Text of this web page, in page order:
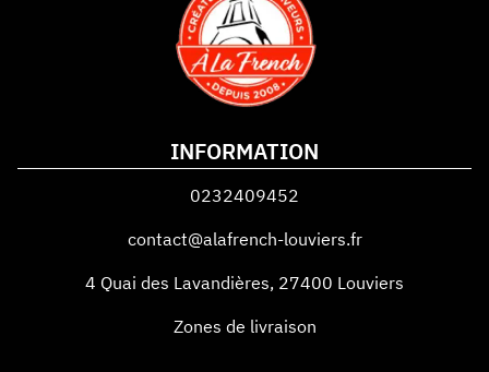
INFORMATION
0232409452
contact@alafrench-louviers.fr
4 Quai des Lavandières, 27400 Louviers
Zones de livraison